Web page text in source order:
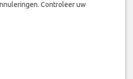
Controleer uw